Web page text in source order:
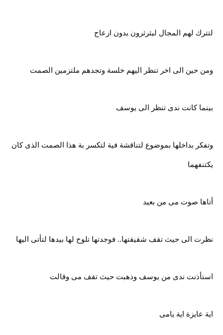
لتترك لهم المجال ليثرثرون بدون ازعاج
ومن حين الى اخر تنظر اليهم خلسة وتجدهم ملتزمين الصمت
بينما كانت ندى تنظر الى يوسف
وتفكر بداخلها بموضوع لتناقشة فية لتكسر بة هذا الصمت الذى كان
يكتنفهما
أتاها صوت مى من بعيد
نظرت الى حيث تقف شقيقتها.. فوجدتها تلوح لها بيدها لتأتى اليها
استأذنت ندى من يوسف وذهبت حيث تقف مى وقالت
اية عايزة اية يامى